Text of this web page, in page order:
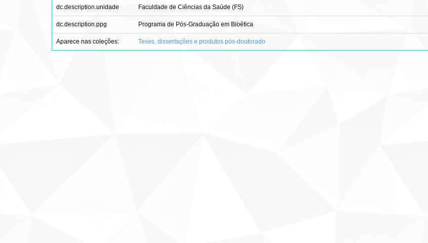
dc.description.unidade Faculdade de Ciências da Saúde (FS)
dc.description.ppg Programa de Pós-Graduação em Bioética
Aparece nas coleções: Teses, dissertações e produtos pós-doutorado